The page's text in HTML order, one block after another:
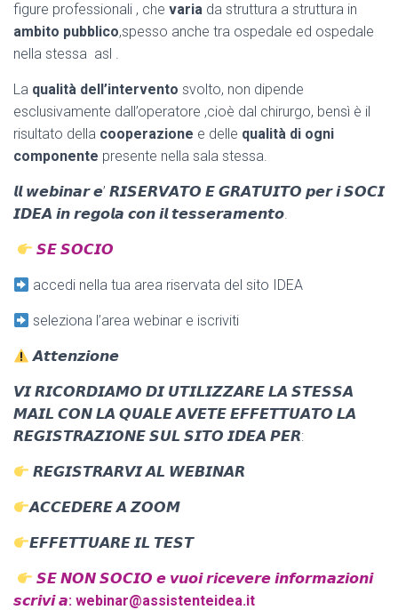
figure professionali , che varia da struttura a struttura in
ambito pubblico,spesso anche tra ospedale ed ospedale
nella stessa asl .
La qualità dell’intervento svolto, non dipende
esclusivamente dall’operatore ,cioè dal chirurgo, bensì è il
risultato della cooperazione e delle qualità di ogni
componente presente nella sala stessa.
𝙡𝙡 𝙬𝙚𝙗𝙞𝙣𝙖𝙧 𝙚’ 𝙍𝙄𝙎𝙀𝙍𝙑𝘼𝙏𝙊 𝙀 𝙂𝙍𝘼𝙏𝙐𝙄𝙏𝙊 𝙥𝙚𝙧 𝙞 𝙎𝙊𝘾𝙄
𝙄𝘿𝙀𝘼 𝙞𝙣 𝙧𝙚𝙜𝙤𝙡𝙖 𝙘𝙤𝙣 𝙞𝙡 𝙩𝙚𝙨𝙨𝙚𝙧𝙖𝙢𝙚𝙣𝙩𝙤.
𝙎𝙀 𝙎𝙊𝘾𝙄𝙊
accedi nella tua area riservata del sito IDEA
seleziona l’area webinar e iscriviti
𝘼𝙩𝙩𝙚𝙣𝙯𝙞𝙤𝙣𝙚
𝙑𝙄 𝙍𝙄𝘾𝙊𝙍𝘿𝙄𝘼𝙈𝙊 𝘿𝙄 𝙐𝙏𝙄𝙇𝙄𝙕𝙕𝘼𝙍𝙀 𝙇𝘼 𝙎𝙏𝙀𝙎𝙎𝘼
𝙈𝘼𝙄𝙇 𝘾𝙊𝙉 𝙇𝘼 𝙌𝙐𝘼𝙇𝙀 𝘼𝙑𝙀𝙏𝙀 𝙀𝙁𝙁𝙀𝙏𝙏𝙐𝘼𝙏𝙊 𝙇𝘼
𝙍𝙀𝙂𝙄𝙎𝙏𝙍𝘼𝙕𝙄𝙊𝙉𝙀 𝙎𝙐𝙇 𝙎𝙄𝙏𝙊 𝙄𝘿𝙀𝘼 𝙋𝙀𝙍:
𝙍𝙀𝙂𝙄𝙎𝙏𝙍𝘼𝙍𝙑𝙄 𝘼𝙇 𝙒𝙀𝘽𝙄𝙉𝘼𝙍
𝘼𝘾𝘾𝙀𝘿𝙀𝙍𝙀 𝘼 𝙕𝙊𝙊𝙈
𝙀𝙁𝙁𝙀𝙏𝙏𝙐𝘼𝙍𝙀 𝙄𝙇 𝙏𝙀𝙎𝙏
𝙎𝙀 𝙉𝙊𝙉 𝙎𝙊𝘾𝙄𝙊 𝙚 𝙫𝙪𝙤𝙞 𝙧𝙞𝙘𝙚𝙫𝙚𝙧𝙚 𝙞𝙣𝙛𝙤𝙧𝙢𝙖𝙯𝙞𝙤𝙣𝙞
𝙨𝙘𝙧𝙞𝙫𝙞 𝙖: webinar@assistenteidea.it